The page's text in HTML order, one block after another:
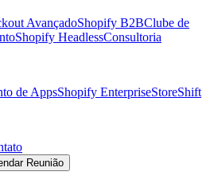
AvançadoShopify B2BClube de
Shopify HeadlessConsultoria
de AppsShopify EnterpriseStoreShift
Reunião